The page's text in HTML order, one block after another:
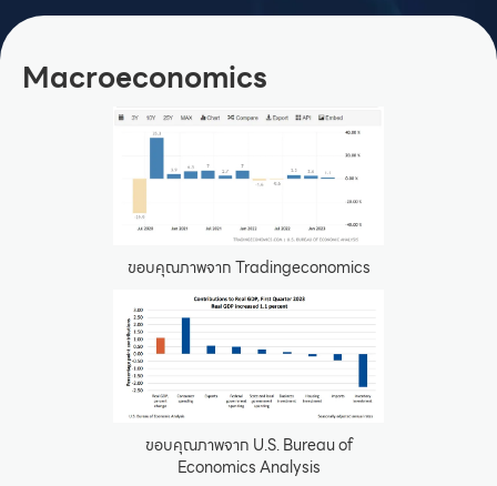
Macroeconomics
ขอบคุณภาพจาก Tradingeconomics
ขอบคุณภาพจาก U.S. Bureau of
Economics Analysis